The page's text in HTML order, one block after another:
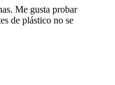
Me gusta probar
de plástico no se